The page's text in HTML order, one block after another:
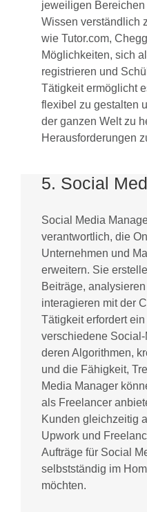
jeweiligen
Wissen verständlich
wie Tutor.com,
Möglichkeiten, sich
registrieren und
Tätigkeit ermöglicht
flexibel zu gestalten
der ganzen Welt zu
Herausforderungen
5. Social
Social Media
verantwortlich, die
Unternehmen und
erweitern. Sie
Beiträge,
interagieren mit der
Tätigkeit erfordert
verschiedene
deren Algorithmen,
und die Fähigkeit,
Media Manager
als Freelancer
Kunden gleichzeitig
Upwork und
Aufträge für Social
selbstständig im
möchten.